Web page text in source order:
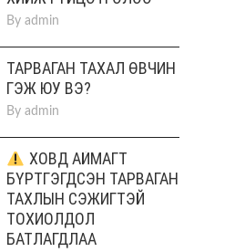
By admin
ТАРВАГАН ТАХАЛ ӨВЧИН
ГЭЖ ЮУ ВЭ?
By admin
ХОВД АЙМАГТ
БҮРТГЭГДСЭН ТАРВАГАН
ТАХЛЫН СЭЖИГТЭЙ
ТОХИОЛДОЛ
БАТЛАГДЛАА